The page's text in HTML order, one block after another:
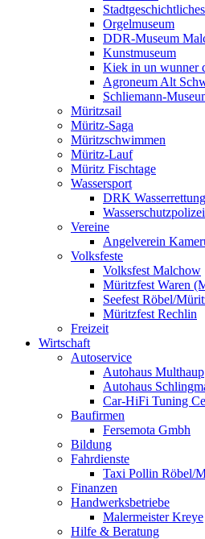
Orgelmuseum
DDR-Museum
Kunstmuseum
Kiek in un wunner
Agroneum Alt
Schliemann-
Müritzsail
Müritz-Saga
Müritzschwimmen
Müritz-Lauf
Müritz Fischtage
Wassersport
DRK
Vereine
Angelverein
Volksfeste
Volksfest Malchow
Müritzfest Waren
Seefest Röbel/
Müritzfest Rechlin
Freizeit
Wirtschaft
Autoservice
Autohaus Multhaup
Autohaus
Car-HiFi Tuning
Baufirmen
Fersemota Gmbh
Bildung
Fahrdienste
Taxi Pollin Röbel/
Finanzen
Handwerksbetriebe
Malermeister Kreye
Hilfe & Beratung